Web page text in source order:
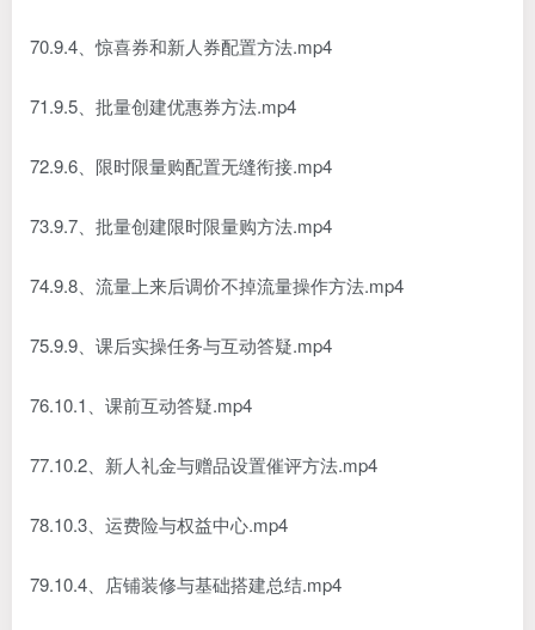
70.9.4、惊喜券和新人券配置方法.mp4
71.9.5、批量创建优惠券方法.mp4
72.9.6、限时限量购配置无缝衔接.mp4
73.9.7、批量创建限时限量购方法.mp4
74.9.8、流量上来后调价不掉流量操作方法.mp4
75.9.9、课后实操任务与互动答疑.mp4
76.10.1、课前互动答疑.mp4
77.10.2、新人礼金与赠品设置催评方法.mp4
78.10.3、运费险与权益中心.mp4
79.10.4、店铺装修与基础搭建总结.mp4